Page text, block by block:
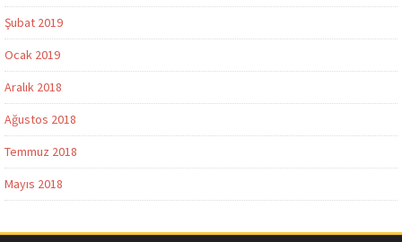
Şubat 2019
Ocak 2019
Aralık 2018
Ağustos 2018
Temmuz 2018
Mayıs 2018